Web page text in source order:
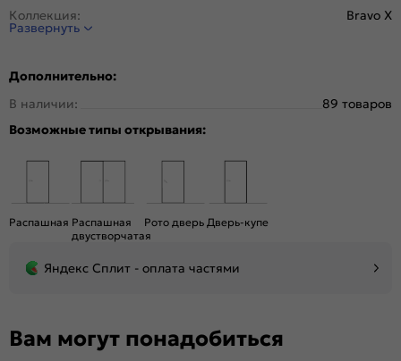
Коллекция:
Bravo X
Стиль:
Система открывания:
Конструкция двери:
Царговая
Цвет:
Общий цвет:
Декор:
Тип коробки:
Возможность покраски:
Развернуть
Дополнительно:
В наличии:
89 товаров
Возможные типы открывания:
Распашная Распашная
двустворчатая
Рото дверь Дверь-купе
Яндекс Сплит - оплата частями
Вам могут понадобиться